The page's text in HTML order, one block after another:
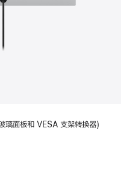
面板和 VESA 支架转换器)